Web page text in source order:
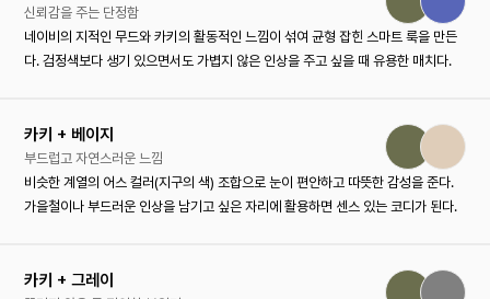
신뢰감을 주는 단정함
네이비의 지적인 무드와 카키의 활동적인 느낌이 섞여 균형 잡힌 스마트 룩을 만든
다. 검정색보다 생기 있으면서도 가볍지 않은 인상을 주고 싶을 때 유용한 매치다.
카키 + 베이지
부드럽고 자연스러운 느낌
비슷한 계열의 어스 컬러(지구의 색) 조합으로 눈이 편안하고 따뜻한 감성을 준다.
가을철이나 부드러운 인상을 남기고 싶은 자리에 활용하면 센스 있는 코디가 된다.
카키 + 그레이